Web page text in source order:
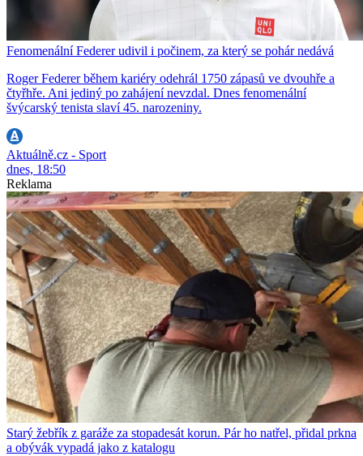
Fenomenální Federer udivil i počinem, za který se pohár nedává
Roger Federer během kariéry odehrál 1750 zápasů ve dvouhře a
čtyřhře. Ani jediný po zahájení nevzdal. Dnes fenomenální
švýcarský tenista slaví 45. narozeniny.
Aktuálně.cz - Sport
dnes, 18:50
Reklama
Starý žebřík z garáže za stopadesát korun. Pár ho natřel, přidal prkna
a obývák vypadá jako z katalogu